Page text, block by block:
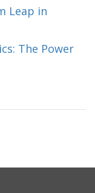
Leap in
The Power